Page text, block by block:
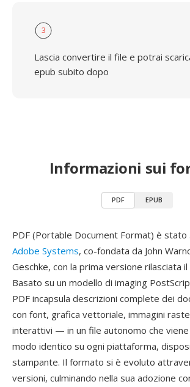
3
Lascia convertire il file e potrai
epub subito dopo
Informazioni sui
PDF EPUB
PDF (Portable Document Format) è stato
Adobe Systems, co-fondata da John
Geschke, con la prima versione rilasciata
Basato su un modello di imaging
PDF incapsula descrizioni complete dei
con font, grafica vettoriale, immagini
interattivi — in un file autonomo che viene
modo identico su ogni piattaforma,
stampante. Il formato si è evoluto
versioni, culminando nella sua adozione